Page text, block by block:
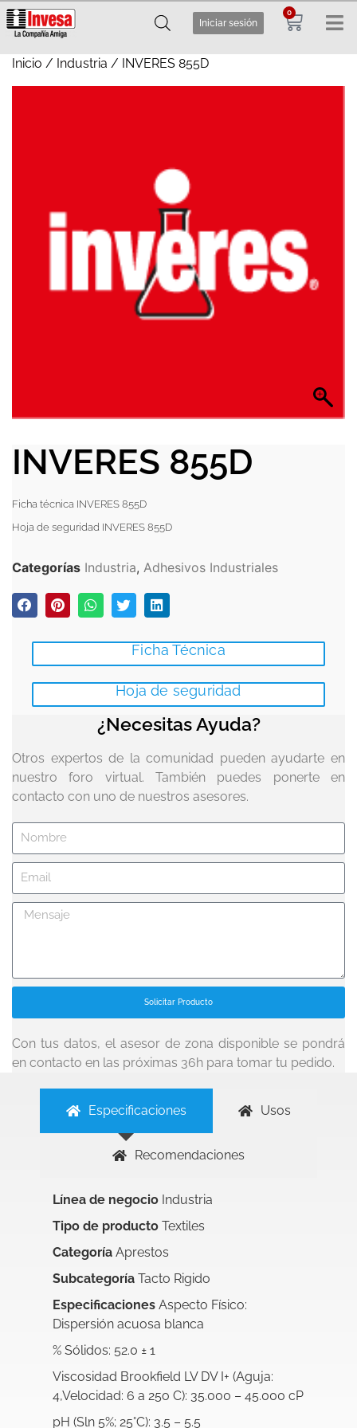
Iniciar sesión
0
Inicio / Industria / INVERES 855D
INVERES 855D
Ficha técnica INVERES 855D
Hoja de seguridad INVERES 855D
Categorías Industria, Adhesivos Industriales
Ficha Técnica
Hoja de seguridad
¿Necesitas Ayuda?
Otros expertos de la comunidad pueden ayudarte en
nuestro foro virtual. También puedes ponerte en
contacto con uno de nuestros asesores.
Solicitar Producto
Con tus datos, el asesor de zona disponible se pondrá
en contacto en las próximas 36h para tomar tu pedido.
Especificaciones Usos
Recomendaciones
Línea de negocio Industria
Tipo de producto Textiles
Categoría Aprestos
Subcategoría Tacto Rigido
Especificaciones Aspecto Físico:
Dispersión acuosa blanca
% Sólidos: 52.0 ± 1
Viscosidad Brookfield LV DV I+ (Aguja:
4,Velocidad: 6 a 25o C): 35.000 – 45.000 cP
pH (Sln 5%; 25°C): 3.5 – 5.5